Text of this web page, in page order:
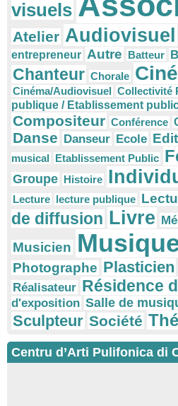
visuels
Atelier Audiovisuel
entrepreneur Autre Batteur
Chanteur Chorale
Cinéma/Audiovisuel Collectivité
publique / Etablissement
Compositeur Conférence
Danse Danseur Ecole
musical Etablissement Public
Groupe Histoire
Lecture lecture publique
de diffusion Livre
Musicien
Photographe Plasticien
Réalisateur Résidence
d'exposition Salle de
Sculpteur Société
Centru d’Arti Pulifonica di